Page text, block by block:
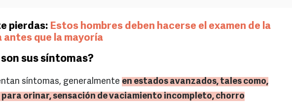
pierdas: Estos hombres deben hacerse el examen de la
que la mayoría
sus síntomas?
síntomas, generalmente en estados avanzados, tales como,
orinar, sensación de vaciamiento incompleto, chorro